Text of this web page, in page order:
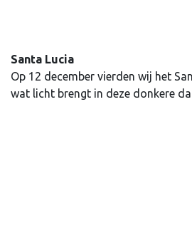
Santa Lucia
Op 12 december vierden wij het
wat licht brengt in deze donkere